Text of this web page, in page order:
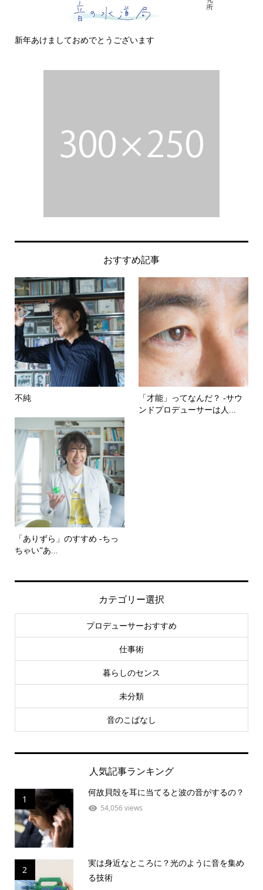
新年あけましておめでとうございます
おすすめ記事
不純
「才能」ってなんだ？ -サウ
ンドプロデューサーは人...
「ありずら」のすすめ -ちっ
ちゃい”あ...
カテゴリー選択
プロデューサーおすすめ
仕事術
暮らしのセンス
未分類
音のこばなし
人気記事ランキング
1
何故貝殻を耳に当てると波の音がするの？
54,056 views
2
実は身近なところに？光のように音を集め
る技術